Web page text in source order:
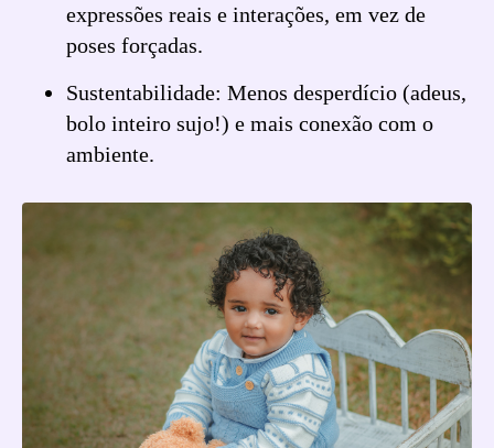
expressões reais e interações, em vez de
poses forçadas.
Sustentabilidade: Menos desperdício (adeus,
bolo inteiro sujo!) e mais conexão com o
ambiente.